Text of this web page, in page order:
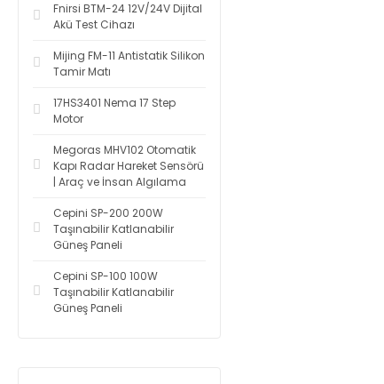
Fnirsi BTM-24 12V/24V Dijital
Akü Test Cihazı
Mijing FM-11 Antistatik Silikon
Tamir Matı
17HS3401 Nema 17 Step
Motor
Megoras MHV102 Otomatik
Kapı Radar Hareket Sensörü
| Araç ve İnsan Algılama
Cepini SP-200 200W
Taşınabilir Katlanabilir
Güneş Paneli
Cepini SP-100 100W
Taşınabilir Katlanabilir
Güneş Paneli